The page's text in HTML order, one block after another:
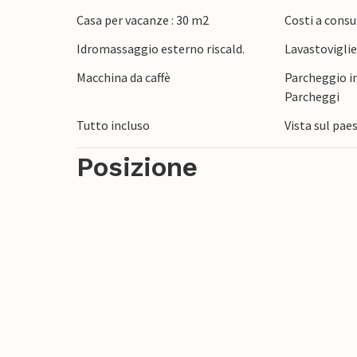
escursioni a piedi e in bicicletta e a
distanza in auto si trovano le
al mare. Visitate gli incantevoli villaggi,
Saint-Tropez per un tocco di lusso e una
Casa per vacanze : 30 m2
Costi a
Idromassaggio esterno riscald.
Lavastoviglie
Macchina da caffè
Parcheggio
Parcheggi
Tutto incluso Vista sul
Posizione